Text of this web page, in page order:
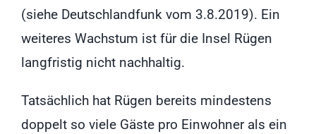
(siehe Deutschlandfunk vom 3.8.2019). Ein
weiteres Wachstum ist für die Insel Rügen
langfristig nicht nachhaltig.
Tatsächlich hat Rügen bereits mindestens
doppelt so viele Gäste pro Einwohner als ein